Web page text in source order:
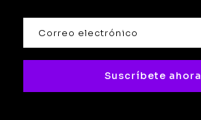
Suscríbete ahora